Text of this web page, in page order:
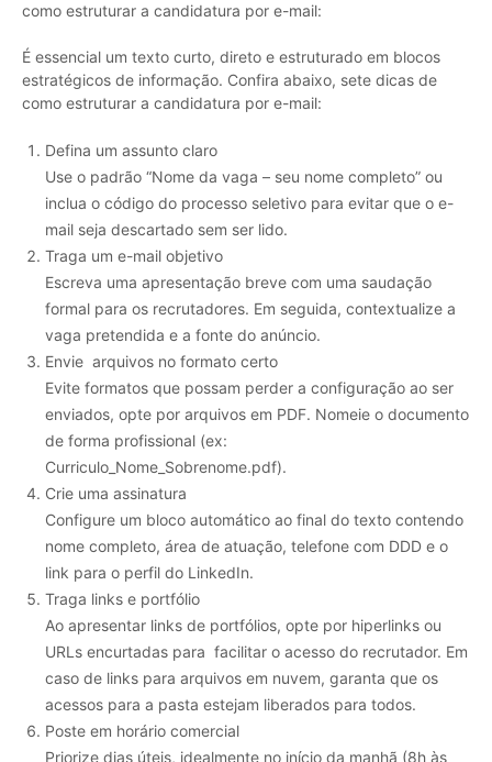
como estruturar a candidatura por e-mail:
É essencial um texto curto, direto e estruturado em blocos
estratégicos de informação. Confira abaixo, sete dicas de
como estruturar a candidatura por e-mail:
Defina um assunto claro
Use o padrão “Nome da vaga – seu nome completo” ou
inclua o código do processo seletivo para evitar que o e-
mail seja descartado sem ser lido.
Traga um e-mail objetivo
Escreva uma apresentação breve com uma saudação
formal para os recrutadores. Em seguida, contextualize a
vaga pretendida e a fonte do anúncio.
Envie arquivos no formato certo
Evite formatos que possam perder a configuração ao ser
enviados, opte por arquivos em PDF. Nomeie o documento
de forma profissional (ex:
Curriculo_Nome_Sobrenome.pdf).
Crie uma assinatura
Configure um bloco automático ao final do texto contendo
nome completo, área de atuação, telefone com DDD e o
link para o perfil do LinkedIn.
Traga links e portfólio
Ao apresentar links de portfólios, opte por hiperlinks ou
URLs encurtadas para facilitar o acesso do recrutador. Em
caso de links para arquivos em nuvem, garanta que os
acessos para a pasta estejam liberados para todos.
Poste em horário comercial
Priorize dias úteis, idealmente no início da manhã (8h às